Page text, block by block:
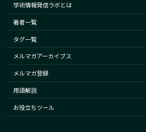
学術情報発信ラボとは
著者一覧
タグ一覧
メルマガアーカイブス
メルマガ登録
用語解説
お役立ちツール